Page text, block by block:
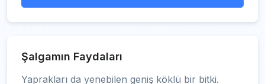
Şalgamın Faydaları
Yaprakları da yenebilen geniş köklü bir bitki.